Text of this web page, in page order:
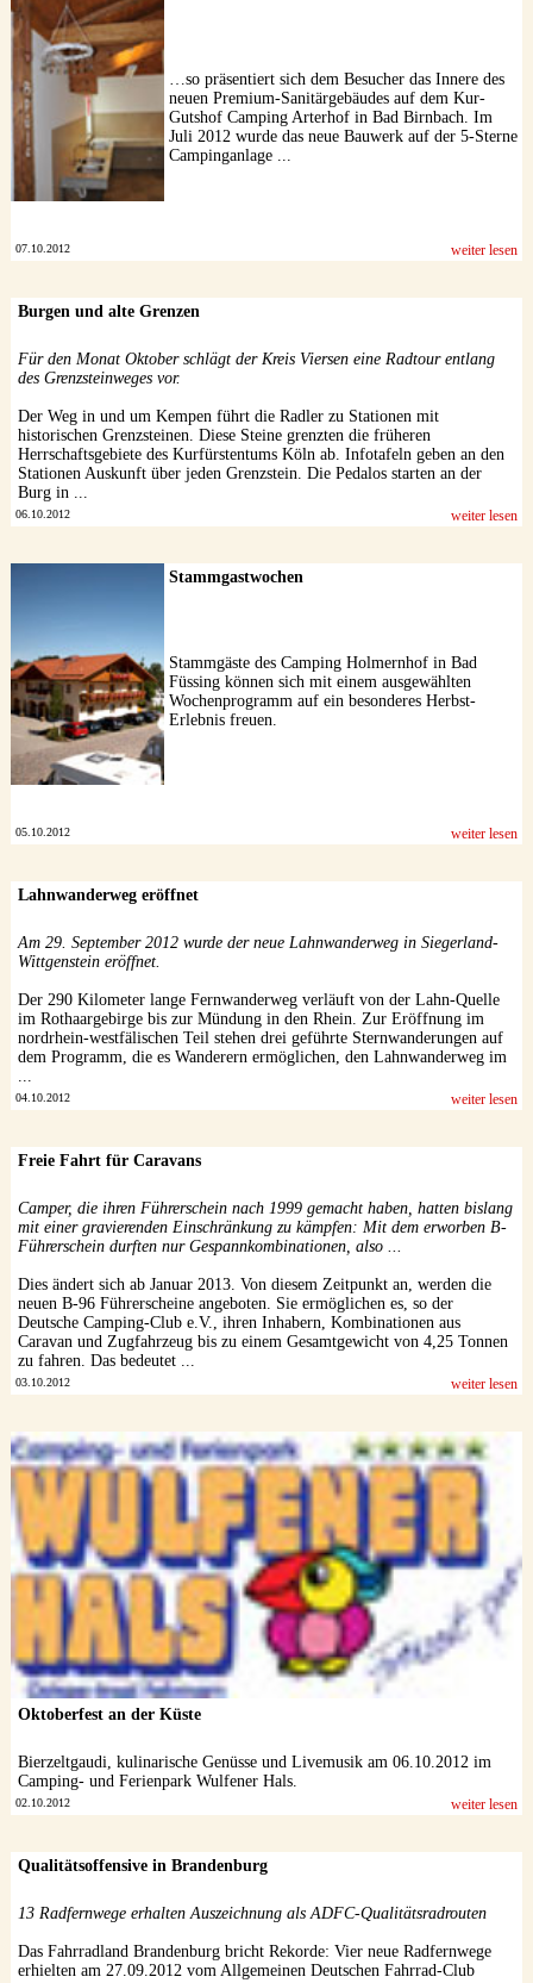
…so präsentiert sich dem Besucher das Innere des
neuen Premium-Sanitärgebäudes auf dem Kur-
Gutshof Camping Arterhof in Bad Birnbach. Im
Juli 2012 wurde das neue Bauwerk auf der 5-Sterne
Campinganlage ...
07.10.2012 weiter lesen
Burgen und alte Grenzen
Für den Monat Oktober schlägt der Kreis Viersen eine Radtour entlang
des Grenzsteinweges vor.
Der Weg in und um Kempen führt die Radler zu Stationen mit
historischen Grenzsteinen. Diese Steine grenzten die früheren
Herrschaftsgebiete des Kurfürstentums Köln ab. Infotafeln geben an den
Stationen Auskunft über jeden Grenzstein. Die Pedalos starten an der
Burg in ...
06.10.2012 weiter lesen
Stammgastwochen
Stammgäste des Camping Holmernhof in Bad
Füssing können sich mit einem ausgewählten
Wochenprogramm auf ein besonderes Herbst-
Erlebnis freuen.
05.10.2012 weiter lesen
Lahnwanderweg eröffnet
Am 29. September 2012 wurde der neue Lahnwanderweg in Siegerland-
Wittgenstein eröffnet.
Der 290 Kilometer lange Fernwanderweg verläuft von der Lahn-Quelle
im Rothaargebirge bis zur Mündung in den Rhein. Zur Eröffnung im
nordrhein-westfälischen Teil stehen drei geführte Sternwanderungen auf
dem Programm, die es Wanderern ermöglichen, den Lahnwanderweg im
04.10.2012 weiter lesen
Freie Fahrt für Caravans
Camper, die ihren Führerschein nach 1999 gemacht haben, hatten bislang
mit einer gravierenden Einschränkung zu kämpfen: Mit dem erworben B-
Führerschein durften nur Gespannkombinationen, also ...
Dies ändert sich ab Januar 2013. Von diesem Zeitpunkt an, werden die
neuen B-96 Führerscheine angeboten. Sie ermöglichen es, so der
Deutsche Camping-Club e.V., ihren Inhabern, Kombinationen aus
Caravan und Zugfahrzeug bis zu einem Gesamtgewicht von 4,25 Tonnen
zu fahren. Das bedeutet ...
03.10.2012 weiter lesen
Oktoberfest an der Küste
Bierzeltgaudi, kulinarische Genüsse und Livemusik am 06.10.2012 im
Camping- und Ferienpark Wulfener Hals.
02.10.2012 weiter lesen
Qualitätsoffensive in Brandenburg
13 Radfernwege erhalten Auszeichnung als ADFC-Qualitätsradrouten
Das Fahrradland Brandenburg bricht Rekorde: Vier neue Radfernwege
erhielten am 27.09.2012 vom Allgemeinen Deutschen Fahrrad-Club